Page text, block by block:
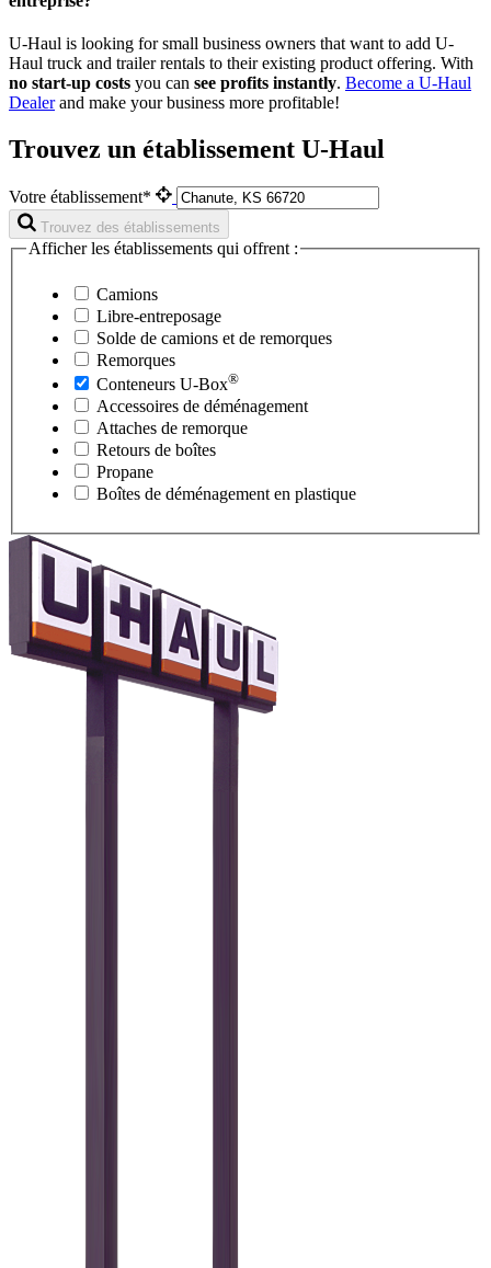
U-Haul is looking for small business owners that want to add U-
Haul truck and trailer rentals to their existing product offering. With
no start-up costs you can see profits instantly. Become a U-Haul
Dealerand make your business more profitable!
Trouvez un établissement U-Haul
Votre établissement*
Trouvez des établissements
Afficher les établissements qui offrent :
Camions
Libre-entreposage
Solde de camions et de remorques
Remorques
Conteneurs U-Box®
Accessoires de déménagement
Attaches de remorque
Retours de boîtes
Propane
Boîtes de déménagement en plastique